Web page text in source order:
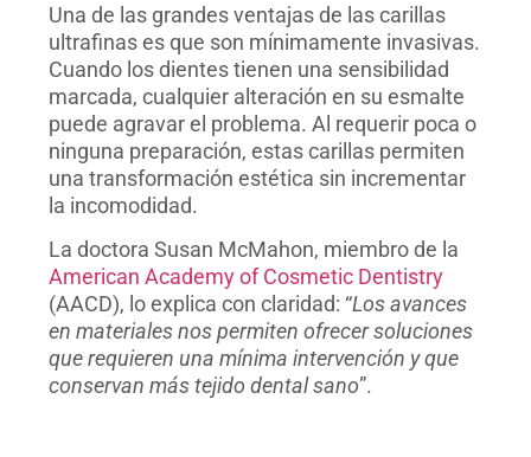
Una de las grandes ventajas de las carillas
ultrafinas es que son mínimamente invasivas.
Cuando los dientes tienen una sensibilidad
marcada, cualquier alteración en su esmalte
puede agravar el problema. Al requerir poca o
ninguna preparación, estas carillas permiten
una transformación estética sin incrementar
la incomodidad.
La doctora Susan McMahon, miembro de la
American Academy of Cosmetic Dentistry
(AACD), lo explica con claridad: “Los avances
en materiales nos permiten ofrecer soluciones
que requieren una mínima intervención y que
conservan más tejido dental sano”.